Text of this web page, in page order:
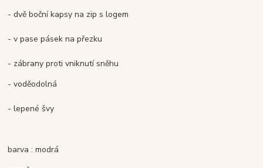
- dvě boční kapsy na zip s logem
- v pase pásek na přezku
- zábrany proti vniknutí sněhu
- voděodolná
- lepené švy
barva : modrá